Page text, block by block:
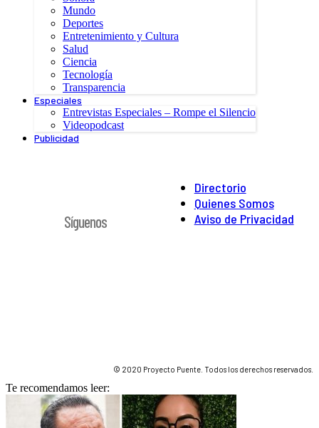
Mundo
Deportes
Entretenimiento y Cultura
Salud
Ciencia
Tecnología
Transparencia
Especiales
Entrevistas Especiales – Rompe el Silencio
Videopodcast
Publicidad
Directorio
Quienes Somos
Aviso de Privacidad
Síguenos
© 2020 Proyecto Puente. Todos los derechos reservados.
Te recomendamos leer: